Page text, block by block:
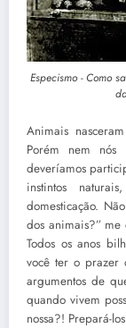
Especismo - Como
Animais
Porém nem nós
deveríamos
instintos
domesticação.
dos animais?”
Todos os anos
você ter o prazer
argumentos de
quando vivem
nossa?! Prepará-